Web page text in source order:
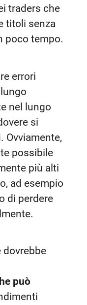
traders che
titoli senza
poco tempo.
errori
nel lungo
si
. Ovviamente,
possibile
più alti
ad esempio
di perdere
dovrebbe
può